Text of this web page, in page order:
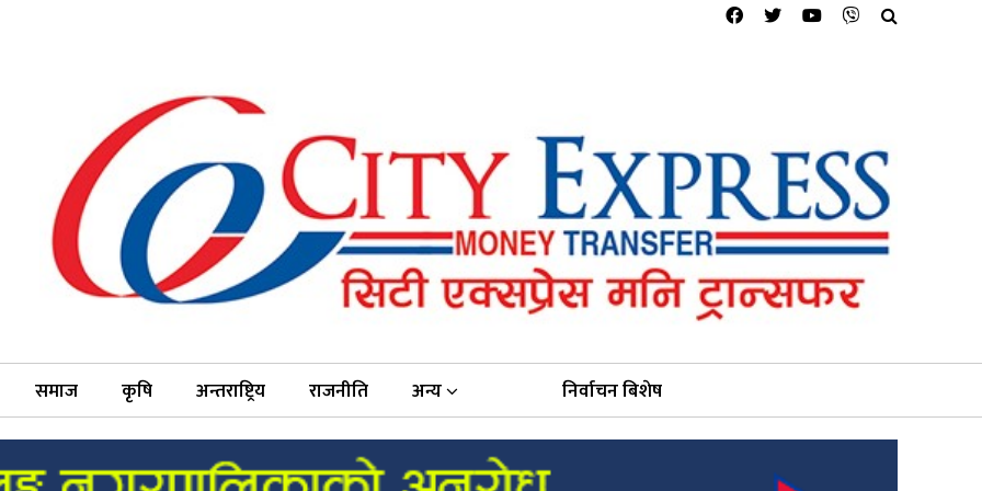
समाज कृषि अन्तराष्ट्रिय राजनीति अन्य निर्वाचन बिशेष